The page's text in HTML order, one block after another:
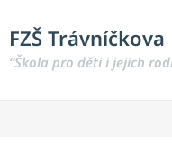
FZŠ Trávníčkova
“Škola pro děti i jejich